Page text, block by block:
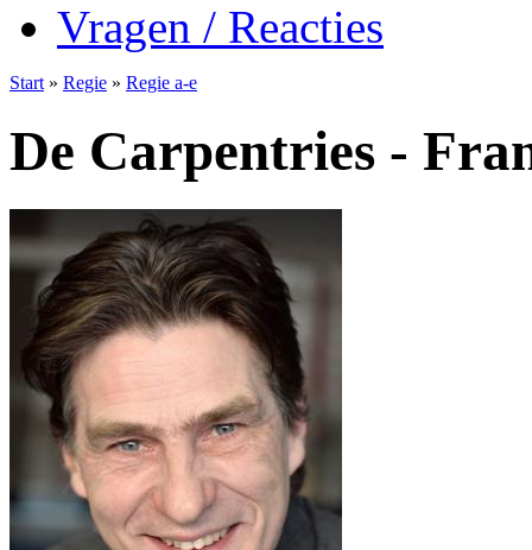
Vragen / Reacties
Start » Regie » Regie a-e
De Carpentries -